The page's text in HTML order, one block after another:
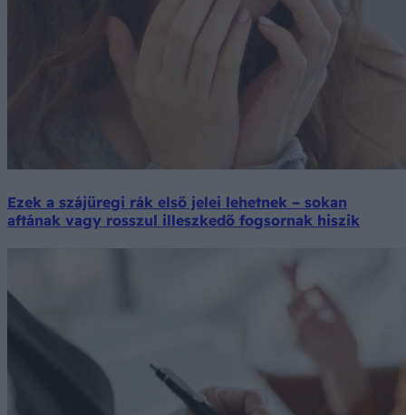
Ezek a szájüregi rák első jelei lehetnek – sokan
aftának vagy rosszul illeszkedő fogsornak hiszik